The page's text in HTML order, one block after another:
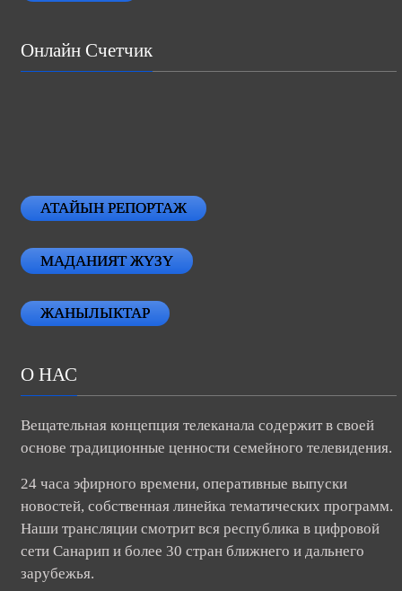
Онлайн Счетчик
АТАЙЫН РЕПОРТАЖ
МАДАНИЯТ ЖҮЗҮ
ЖАНЫЛЫКТАР
О НАС
Вещательная концепция телеканала содержит в своей
основе традиционные ценности семейного телевидения.
24 часа эфирного времени, оперативные выпуски
новостей, собственная линейка тематических программ.
Наши трансляции смотрит вся республика в цифровой
сети Санарип и более 30 стран ближнего и дальнего
зарубежья.